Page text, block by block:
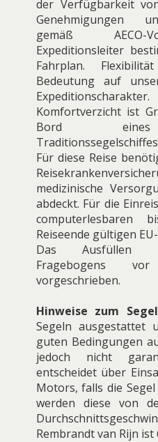
der Verfügbarkeit
Genehmigungen
gemäß AECO-
Expeditionsleiter
Fahrplan.
Bedeutung auf
Komfortverzicht ist
Bord eines
Für diese Reise
medizinische
abdeckt. Für die
computerlesbaren
Reiseende gültigen
Das Ausfüllen
Fragebogens
vorgeschrieben.
Hinweise zum
Segeln ausgestattet
guten Bedingungen
jedoch nicht
entscheidet über
Motors, falls die
werden diese von
Rembrandt van Rijn ist